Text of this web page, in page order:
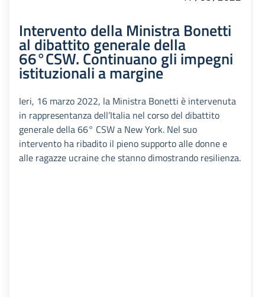
Intervento della Ministra Bonetti
al dibattito generale della
66°CSW. Continuano gli impegni
istituzionali a margine
Ieri, 16 marzo 2022, la Ministra Bonetti è intervenuta
in rappresentanza dell’Italia nel corso del dibattito
generale della 66° CSW a New York. Nel suo
intervento ha ribadito il pieno supporto alle donne e
alle ragazze ucraine che stanno dimostrando resilienza.